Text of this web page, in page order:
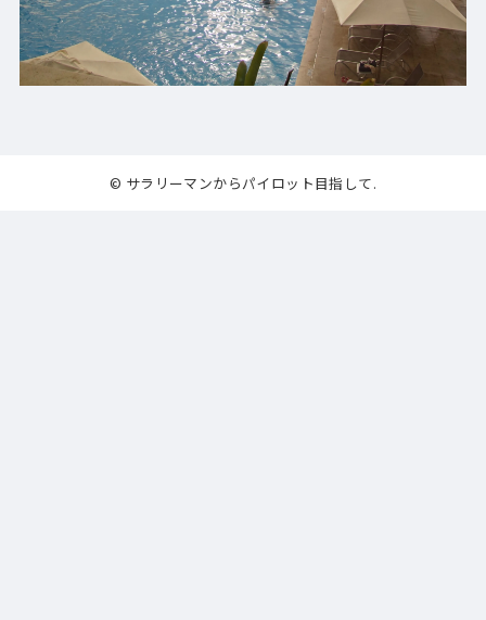
© サラリーマンからパイロット目指して.